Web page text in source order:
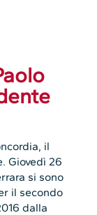
il
Giovedì 26
si sono
il secondo
dalla